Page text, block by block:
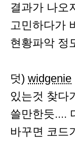
결과가 나오
고민하다가
현황파악 정
덧) widgenie
있는것 찾다
쓸만한듯....
바꾸면 코드